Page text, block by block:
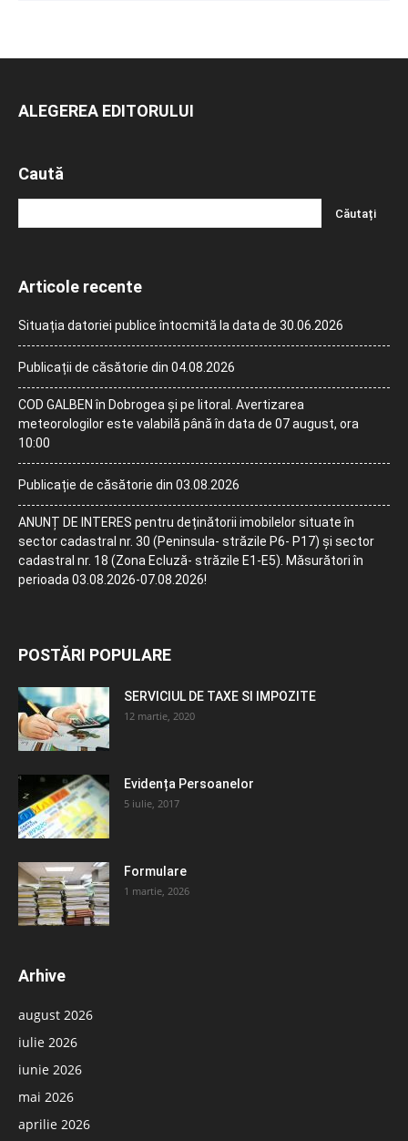
ALEGEREA EDITORULUI
Caută
Articole recente
Situația datoriei publice întocmită la data de 30.06.2026
Publicații de căsătorie din 04.08.2026
COD GALBEN în Dobrogea și pe litoral. Avertizarea
meteorologilor este valabilă până în data de 07 august, ora
10:00
Publicație de căsătorie din 03.08.2026
ANUNȚ DE INTERES pentru deținătorii imobilelor situate în
sector cadastral nr. 30 (Peninsula- străzile P6- P17) și sector
cadastral nr. 18 (Zona Ecluză- străzile E1-E5). Măsurători în
perioada 03.08.2026-07.08.2026!
POSTĂRI POPULARE
SERVICIUL DE TAXE SI IMPOZITE
12 martie, 2020
Evidența Persoanelor
5 iulie, 2017
Formulare
1 martie, 2026
Arhive
august 2026
iulie 2026
iunie 2026
mai 2026
aprilie 2026